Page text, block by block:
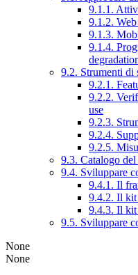
9.1.1.
9.1.2.
9.1.3.
9.1.4.
9.2. Strumenti di
9.2.1.
9.2.2.
use
9.2.3.
9.2.4.
9.2.5.
9.3. Catalogo
9.4. Sviluppare
9.4.1. Il
9.4.2. Il
9.4.3. Il
9.5. Sviluppare
None
None